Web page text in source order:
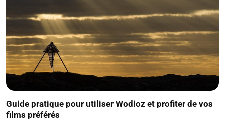
Guide pratique pour utiliser Wodioz et profiter de vos
films préférés